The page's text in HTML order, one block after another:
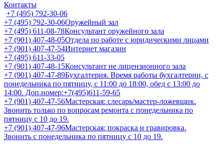
Контакты
+7 (495) 792-30-06
+7 (495) 792-30-06Оружейный зал
+7 (495) 611-08-78Консультант оружейного зала
+7 (901) 407-48-05Отдела по работе с юридическими лицами
+7 (901) 407-47-54Интернет магазин
+7 (495) 611-33-05
+7 (901) 407-48-15Консультант не лицензионного зала
+7 (901) 407-47-89Бухгалтерия. Время работы бухгалтерии, с
понедельника по пятницу, с 11:00 до 18:00, обед с 13:00 до
14:00. Доп.номер:+7(495)611-59-65
+7 (901) 407-47-56Мастерская: слесарь/мастер-ложевщик.
Звонить только по вопросам ремонта с понедельника по
пятницу с 10 до 19.
+7 (901) 407-47-96Мастерская: покраска и гравировка.
Звонить с понедельника по пятницу с 10 до 19.